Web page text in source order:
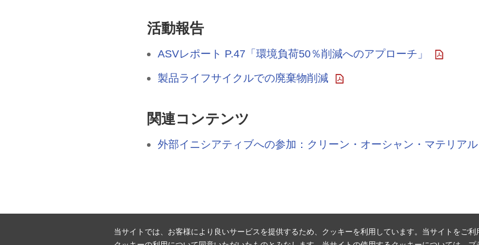
活動報告
ASVレポート P.47「環境負荷50％削減へのアプローチ」
製品ライフサイクルでの廃棄物削減
関連コンテンツ
外部イニシアティブへの参加：クリーン・オーシャン・マテリアル
当サイトでは、お客様により良いサービスを提供するため、クッキーを利用しています。当サイトをご